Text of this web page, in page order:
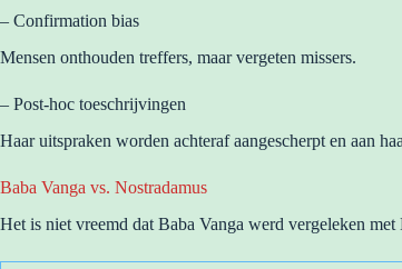
– Confirmation bias
Mensen onthouden treffers, maar vergeten missers.
– Post-hoc toeschrijvingen
Haar uitspraken worden achteraf aangescherpt en aan
Baba Vanga vs. Nostradamus
Het is niet vreemd dat Baba Vanga werd vergeleken